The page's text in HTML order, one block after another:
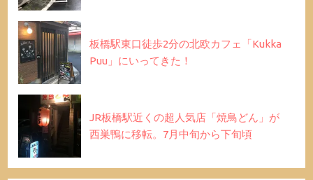
板橋駅東口徒歩2分の北欧カフェ「Kukka
Puu」にいってきた！
JR板橋駅近くの超人気店「焼鳥どん」が
西巣鴨に移転。7月中旬から下旬頃